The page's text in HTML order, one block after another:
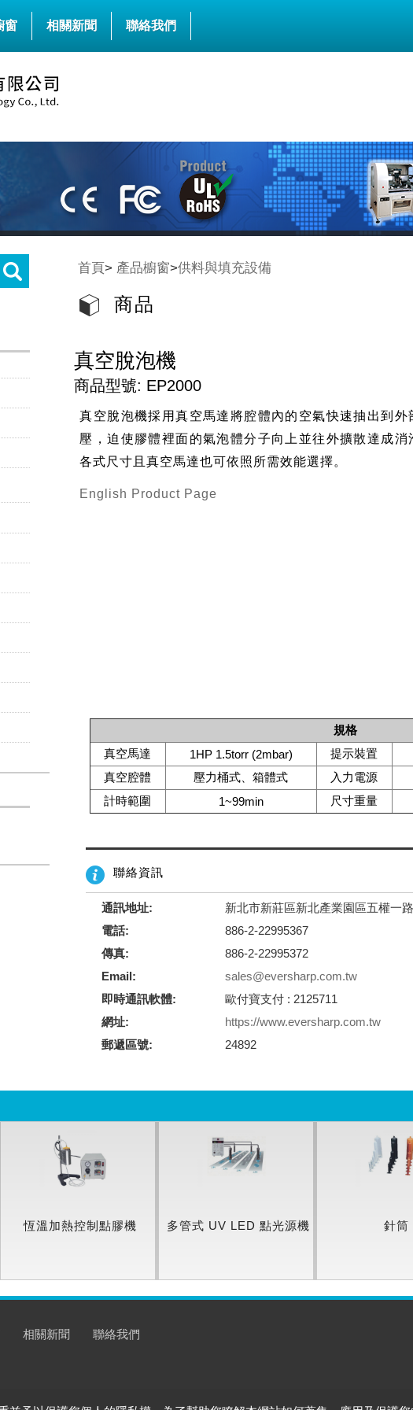
窗 相關新聞 聯絡我們
首頁> 產品櫥窗>供料與填充設備
商品
真空脫泡機
商品型號: EP2000
真空脫泡機採用真空馬達將腔體內的空氣快速抽出到
壓，迫使膠體裡面的氣泡體分子向上並往外擴散達成
各式尺寸且真空馬達也可依照所需效能選擇。
English Product Page
規格
真空馬達
1HP 1.5torr (2mbar) 提示裝置
真空腔體
壓力桶式、箱體式 入力電源
計時範圍
1~99min 尺寸重量
聯絡資訊
通訊地址:
新北市新莊區新北產業園區五權一
電話:
886-2-22995367
傳真:
886-2-22995372
Email:
sales@eversharp.com.tw
即時通訊軟體:
歐付寶支付 : 2125711
網址:
https://www.eversharp.com.tw
郵遞區號:
24892
恆溫加熱控制點膠機 多管式 UV LED 點光源機 針筒
相關新聞 聯絡我們